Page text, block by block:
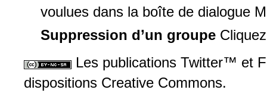
voulues dans la boîte de dialogue
Suppression d’un groupe
Les publications Twitter™ et
dispositions Creative Commons.